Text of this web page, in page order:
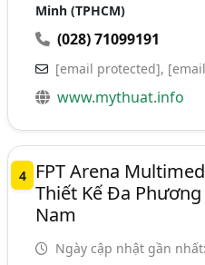
Minh (TPHCM)
(028) 71099191
[email protected],
www.mythuat.info
4
FPT Arena
Thiết Kế Đa
Nam
Ngày cập nhật gần